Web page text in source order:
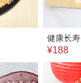
健康长寿
¥188